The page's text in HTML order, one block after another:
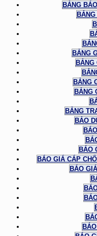
BẢNG
BẢNG
BẢNG
BẢNG
BẢNG
BẢNG
BẢNG
BẢO
BÁO
BÁO GIÁ CÁP
BÁO